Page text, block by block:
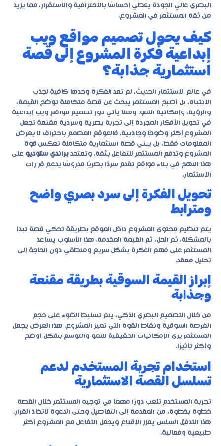
البصري عالي الجودة يعطي إحساسًا بالاحترافية والاستقرار، مما يزيد
من ثقة المستثمر في المشروع.
كيف يحول تصميم مواقع ويب
إبداعية فكرة المشروع إلى قصة
استثمارية جذابة؟
في عالم الاستثمار الحديث، لم تعد الفكرة وحدها كافية لجذب
الانتباه، بل أصبح المستثمر يبحث عن قصة متكاملة توضح القيمة،
والرؤية، وإمكانية النمو. وهنا يأتي دور تصميم مواقع ويب إبداعية
في تحويل الأفكار المجردة إلى تجربة بصرية وسردية مقنعة تجعل
المشروع أكثر وضوحًا وجاذبية. فالموقع المصمم باحتراف لا يعرض
المعلومات فقط، بل يبني قصة استثمارية متكاملة تعكس قوة
المشروع وتدفع المستثمر للتفاعل بثقة. وتعتمد براندي ستوديو على
هذا النهج في بناء مواقع تقدم سردًا بصريًا مدروسًا يدعم قرارات
الاستثمار.
تحويل الفكرة إلى سرد بصري واضح
ومترابط
يتم تنظيم محتوى المشروع داخل الموقع بطريقة تحكي قصة تبدأ
بالمشكلة، ثم الحل، ثم القيمة المقدمة. هذا الأسلوب يساعد
المستثمر على فهم الفكرة بشكل سريع ومنطقي دون الحاجة إلى
تحليل معقد.
إبراز القيمة السوقية بطريقة مقنعة
وجذابة
من خلال التصميم البصري الذكي، يتم تسليط الضوء على حجم
الفرصة السوقية ونقاط القوة التي تميز المشروع. هذا العرض يجعل
المستثمر يرى الإمكانيات الحقيقية للنمو والتوسع بشكل أوضح
وأكثر تأثيرًا.
استخدام تجربة المستخدم لدعم
تسلسل القصة الاستثمارية
تجربة المستخدم تلعب دورًا مهمًا في توجيه المستثمر خلال القصة
خطوة بخطوة، من المقدمة إلى التفاصيل وحتى الدعوة لاتخاذ القرار.
هذا التدفق السلس يعزز الإقناع ويجعل التفاعل مع المشروع أكثر
طبيعية وفعالية.